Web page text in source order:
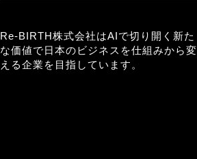
Re-BIRTH株式会社はAIで切り開く新た
な価値で日本のビジネスを仕組みから変
える企業を目指しています。